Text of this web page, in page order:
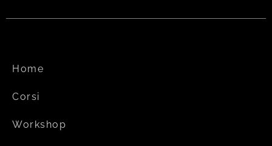
Home
Corsi
Workshop